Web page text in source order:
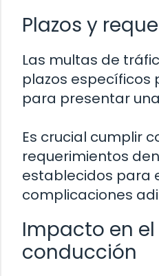
Plazos y
Las multas de
plazos específicos
para presentar
Es crucial cumplir
requerimientos
establecidos para
complicaciones
Impacto en
conducción